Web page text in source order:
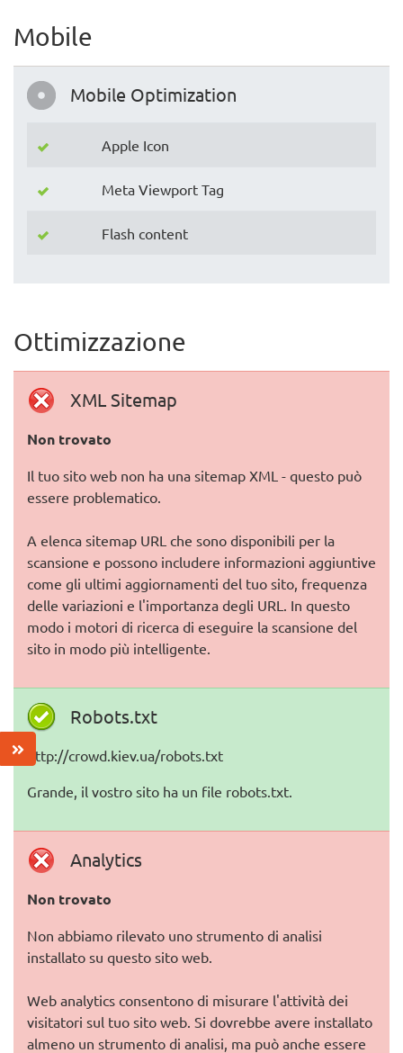
Mobile
Mobile Optimization
Apple Icon
Meta Viewport Tag
Flash content
Ottimizzazione
XML Sitemap
Non trovato
Il tuo sito web non ha una sitemap XML - questo può
essere problematico.
A elenca sitemap URL che sono disponibili per la
scansione e possono includere informazioni aggiuntive
come gli ultimi aggiornamenti del tuo sito, frequenza
delle variazioni e l'importanza degli URL. In questo
modo i motori di ricerca di eseguire la scansione del
sito in modo più intelligente.
Robots.txt
http://crowd.kiev.ua/robots.txt
Grande, il vostro sito ha un file robots.txt.
Analytics
Non trovato
Non abbiamo rilevato uno strumento di analisi
installato su questo sito web.
Web analytics consentono di misurare l'attività dei
visitatori sul tuo sito web. Si dovrebbe avere installato
almeno un strumento di analisi, ma può anche essere